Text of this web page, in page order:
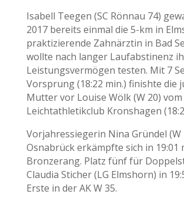
Isabell Teegen (SC Rönnau 74)
2017 bereits einmal die 5-km in
praktizierende Zahnärztin in Bad
wollte nach langer Laufabstinenz
Leistungsvermögen testen. Mit 7
Vorsprung (18:22 min.) finishte die
Mutter vor Louise Wölk (W 20) vom
Leichtathletikclub Kronshagen
Vorjahressiegerin Nina Gründel (W
Osnabrück erkämpfte sich in 19:01
Bronzerang. Platz fünf für
Claudia Sticher (LG Elmshorn) in
Erste in der AK W 35.